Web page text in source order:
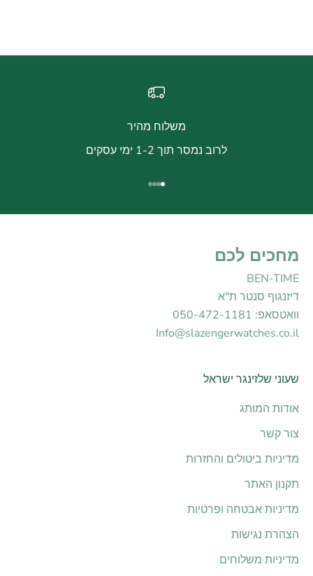
משלוח מהיר
לרוב נמסר תוך 1-2 ימי עסקים
עבור לפריט 1
עבור לפריט 2
עבור לפריט 3
עבור לפריט 4
מחכים לכם
BEN-TIME
דיזנגוף סנטר ת"א
וואטסאפ: 050-472-1181
Info@slazengerwatches.co.il
שעוני שלזינגר ישראל
אודות המותג
צור קשר
מדיניות ביטולים והחזרות
תקנון האתר
מדיניות אבטחה ופרטיות
הצהרת נגישות
מדיניות משלוחים